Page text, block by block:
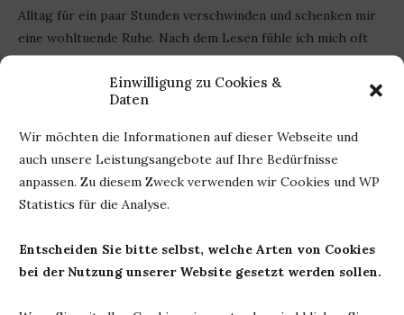
Einwilligung zu Cookies &
Daten
Wir möchten die Informationen auf dieser Webseite und
auch unsere Leistungsangebote auf Ihre Bedürfnisse
anpassen. Zu diesem Zweck verwenden wir Cookies und WP
Statistics für die Analyse.
Entscheiden Sie bitte selbst, welche Arten von Cookies
bei der Nutzung unserer Website gesetzt werden sollen.
Alltag für ein paar Stunden verschwinden und schenken mir
eine wohltuende Ruhe. Nach dem Lesen fühle ich mich oft
gelassener als vorher. Nur wenige Autorinnen schaffen das
nahtlos in ihre bisherigen Werke ein. Es ist ein ruhiges
Buch, das nicht laut sein muss, um lange nachzuklingen. Wer
Geschichten liebt, die von Menschlichkeit, Hoffnung und den
kleinen Wundern des Alltags erzählen, sollte diesem Roman